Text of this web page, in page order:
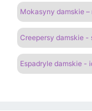
Mokasyny damskie
Creepersy damskie
Espadryle damskie -